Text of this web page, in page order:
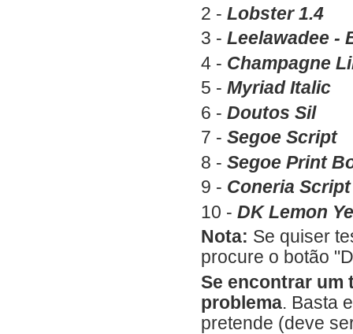
2 - Lobster 1.4
3 - Leelawadee -
4 - Champagne
5 - Myriad Italic
6 - Doutos Sil
7 - Segoe Script
8 - Segoe Print
9 - Coneria
10 - DK Lemon
Nota: Se quiser
procure o botão
Se encontrar um
problema. Basta
pretende (deve